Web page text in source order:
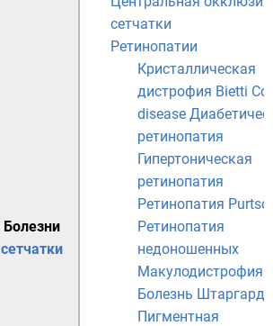
Болезни
сетчатки
сетчатки
Ретинопатии
Кристаллическая
дистрофия Bietti
disease
ретинопатия
Гипертоническая
ретинопатия
Ретинопатия
Ретинопатия
недоношенных
Макулодистрофия
Болезнь
Пигментная